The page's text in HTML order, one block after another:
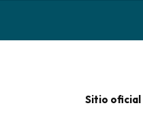
Sitio